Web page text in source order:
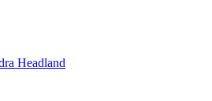
Headland